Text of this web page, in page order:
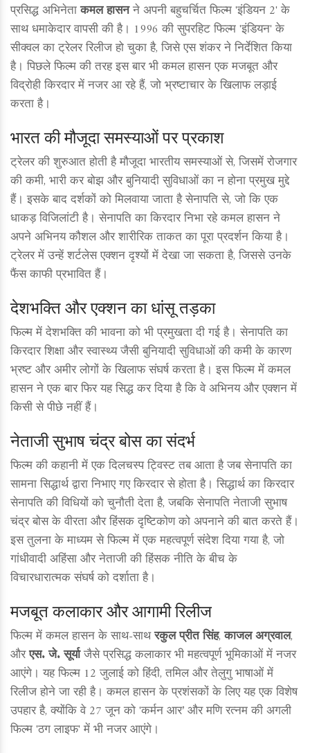
प्रसिद्ध अभिनेताकमल हासनने अपनी बहुचर्चित फिल्म 'इंडियन 2' के
साथ धमाकेदार वापसी की है। 1996 की सुपरहिट फिल्म 'इंडियन' के
सीक्वल का ट्रेलर रिलीज हो चुका है, जिसे एस शंकर ने निर्देशित किया
है। पिछले फिल्म की तरह इस बार भी कमल हासन एक मजबूत और
विद्रोही किरदार में नजर आ रहे हैं, जो भ्रष्टाचार के खिलाफ लड़ाई
करता है।
भारत की मौजूदा समस्याओं पर प्रकाश
ट्रेलर की शुरुआत होती है मौजूदा भारतीय समस्याओं से, जिसमें रोजगार
की कमी, भारी कर बोझ और बुनियादी सुविधाओं का न होना प्रमुख मुद्दे
हैं। इसके बाद दर्शकों को मिलवाया जाता है सेनापति से, जो कि एक
धाकड़ विजिलांटी है। सेनापति का किरदार निभा रहे कमल हासन ने
अपने अभिनय कौशल और शारीरिक ताकत का पूरा प्रदर्शन किया है।
ट्रेलर में उन्हें शर्टलेस एक्शन दृश्यों में देखा जा सकता है, जिससे उनके
फैंस काफी प्रभावित हैं।
देशभक्ति और एक्शन का धांसू तड़का
फिल्म में देशभक्ति की भावना को भी प्रमुखता दी गई है। सेनापति का
किरदार शिक्षा और स्वास्थ्य जैसी बुनियादी सुविधाओं की कमी के कारण
भ्रष्ट और अमीर लोगों के खिलाफ संघर्ष करता है। इस फिल्म में कमल
हासन ने एक बार फिर यह सिद्ध कर दिया है कि वे अभिनय और एक्शन में
किसी से पीछे नहीं हैं।
नेताजी सुभाष चंद्र बोस का संदर्भ
फिल्म की कहानी में एक दिलचस्प ट्विस्ट तब आता है जब सेनापति का
सामना सिद्धार्थ द्वारा निभाए गए किरदार से होता है। सिद्धार्थ का किरदार
सेनापति की विधियों को चुनौती देता है, जबकि सेनापति नेताजी सुभाष
चंद्र बोस के वीरता और हिंसक दृष्टिकोण को अपनाने की बात करते हैं।
इस तुलना के माध्यम से फिल्म में एक महत्वपूर्ण संदेश दिया गया है, जो
गांधीवादी अहिंसा और नेताजी की हिंसक नीति के बीच के
विचारधारात्मक संघर्ष को दर्शाता है।
मजबूत कलाकार और आगामी रिलीज
फिल्म में कमल हासन के साथ-साथरकुल प्रीत सिंह,काजल अग्रवाल,
औरएस. जे. सूर्याजैसे प्रसिद्ध कलाकार भी महत्वपूर्ण भूमिकाओं में नजर
आएंगे। यह फिल्म 12 जुलाई को हिंदी, तमिल और तेलुगु भाषाओं में
रिलीज होने जा रही है। कमल हासन के प्रशंसकों के लिए यह एक विशेष
उपहार है, क्योंकि वे 27 जून को 'कर्मन आर’ और मणि रत्नम की अगली
फिल्म 'ठग लाइफ' में भी नजर आएंगे।